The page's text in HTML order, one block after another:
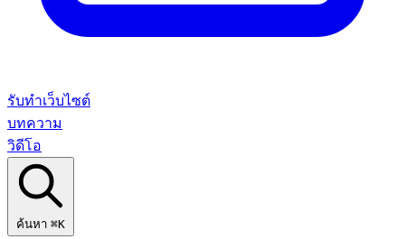
รับทำเว็บไซต์
บทความ
วิดีโอ
ค้นหา ⌘K